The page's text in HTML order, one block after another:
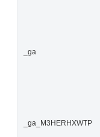
_ga
_ga_M3HERHXWTP